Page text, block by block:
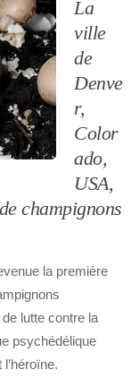
La
ville
de
Denve
r,
Color
ado,
USA,
champignons
la première
lutte contre la
psychédélique